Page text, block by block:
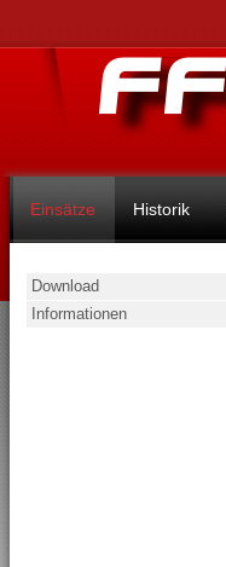
Einsätze Historik
Download
Informationen